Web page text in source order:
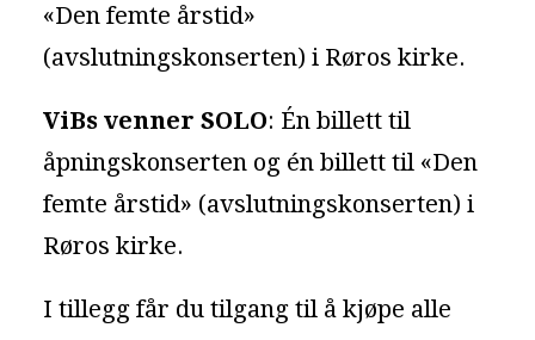
«Den femte årstid»
(avslutningskonserten) i Røros kirke.
ViBs venner SOLO: Én billett til
åpningskonserten og én billett til «Den
femte årstid» (avslutningskonserten) i
Røros kirke.
I tillegg får du tilgang til å kjøpe alle